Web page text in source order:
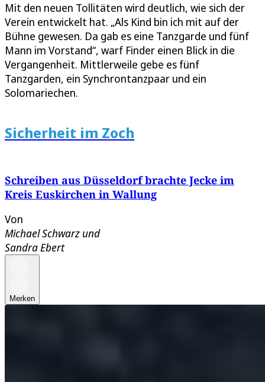
Mit den neuen Tollitäten wird deutlich, wie sich der
Verein entwickelt hat. „Als Kind bin ich mit auf der
Bühne gewesen. Da gab es eine Tanzgarde und fünf
Mann im Vorstand“, warf Finder einen Blick in die
Vergangenheit. Mittlerweile gebe es fünf
Tanzgarden, ein Synchrontanzpaar und ein
Solomariechen.
Sicherheit im Zoch
Schreiben aus Düsseldorf brachte Jecke im
Kreis Euskirchen in Wallung
Von
Michael Schwarz und
Sandra Ebert
Merken